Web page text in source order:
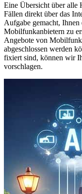
Eine Übersicht über alle
Fällen direkt über das
Aufgabe gemacht,
Mobilfunkanbietern zu
Angebote von
abgeschlossen werden
fixiert sind, können wir
vorschlagen.